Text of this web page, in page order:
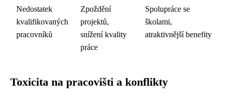
Nedostatek
kvalifikovaných
pracovníků
Zpoždění
projektů,
snížení kvality
práce
Spolupráce se
školami,
atraktivnější benefity
Toxicita na pracovišti a konflikty